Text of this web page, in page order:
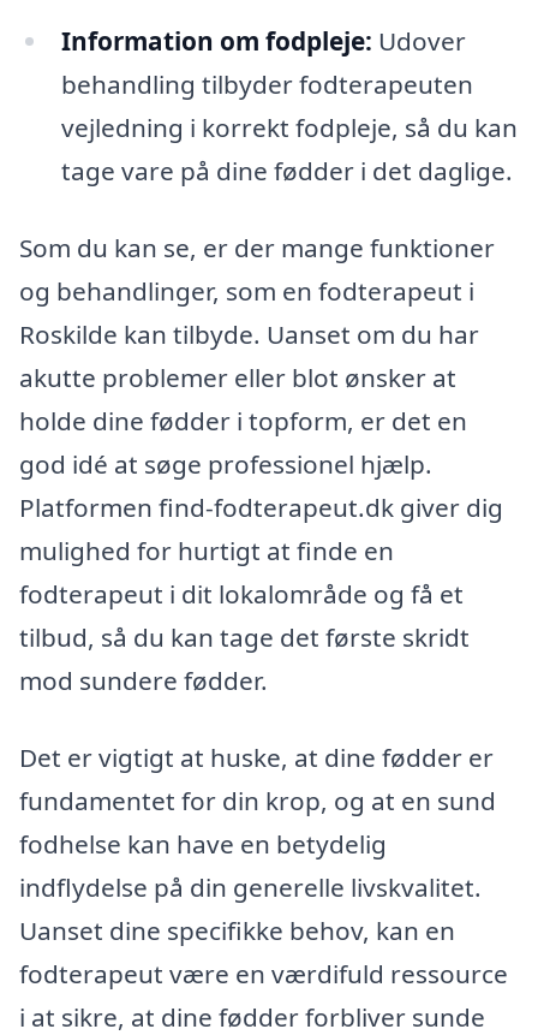
Information om fodpleje: Udover
behandling tilbyder fodterapeuten
vejledning i korrekt fodpleje, så du kan
tage vare på dine fødder i det daglige.
Som du kan se, er der mange funktioner
og behandlinger, som en fodterapeut i
Roskilde kan tilbyde. Uanset om du har
akutte problemer eller blot ønsker at
holde dine fødder i topform, er det en
god idé at søge professionel hjælp.
Platformen find-fodterapeut.dk giver dig
mulighed for hurtigt at finde en
fodterapeut i dit lokalområde og få et
tilbud, så du kan tage det første skridt
mod sundere fødder.
Det er vigtigt at huske, at dine fødder er
fundamentet for din krop, og at en sund
fodhelse kan have en betydelig
indflydelse på din generelle livskvalitet.
Uanset dine specifikke behov, kan en
fodterapeut være en værdifuld ressource
i at sikre, at dine fødder forbliver sunde